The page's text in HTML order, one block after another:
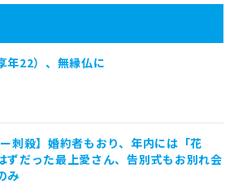
年22）、無縁仏に
刺殺】婚約者もおり、年内には「花
ずだった最上愛さん、告別式もお別れ会
み